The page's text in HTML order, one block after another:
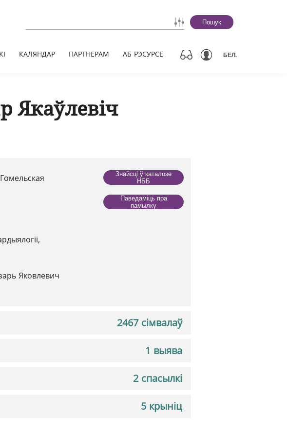
Пошук
КАЛЯНДАР ПАРТНЁРАМ АБ РЭСУРСЕ БЕЛ.
Якаўлевіч
Яковлевич
Знайсці ў каталозе
НББ
Паведаміць пра
памылку
2467 сімвалаў
1 выява
2 спасылкі
5 крыніц